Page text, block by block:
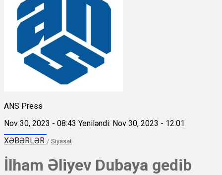
ANS Press
Nov 30, 2023 - 08:43 Yeniləndi: Nov 30, 2023 - 12:01
XƏBƏRLƏR / Siyasət
İlham Əliyev Dubaya gedib